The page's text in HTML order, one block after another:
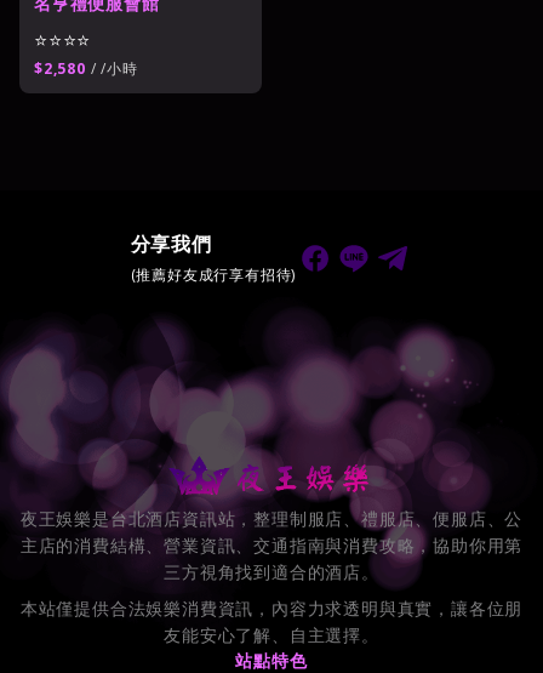
⭐⭐⭐⭐
$2,580 / /小時
分享我們
(推薦好友成行享有招待)
夜王娛樂是台北酒店資訊站，整理制服店、禮服店、便服店、公
主店的消費結構、營業資訊、交通指南與消費攻略，協助你用第
三方視角找到適合的酒店。
本站僅提供合法娛樂消費資訊，內容力求透明與真實，讓各位朋
友能安心了解、自主選擇。
站點特色